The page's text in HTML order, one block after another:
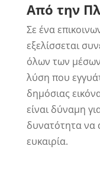
Από την
Σε ένα
εξελίσσεται
όλων των
λύση που
δημόσιας
είναι δύναμη
δυνατότητα να
ευκαιρία.